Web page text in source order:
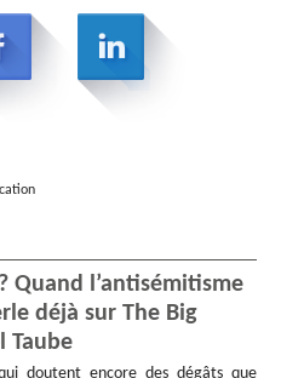
Quand l’antisémitisme
déjà sur The Big
Taube
doutent encore des dégâts que